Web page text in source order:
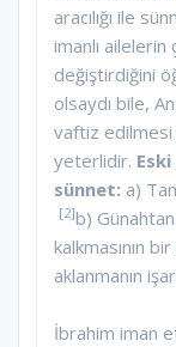
aracılığı ile
imanlı
değiştirdiğini
olsaydı bile,
vaftiz edilmesi
yeterlidir.
sünnet: a)
[2]b)
kalkmasının
aklanmanın
İbrahim iman